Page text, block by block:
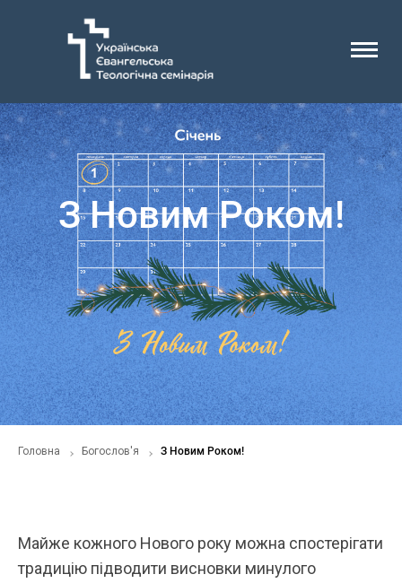
З Новим Роком!
Головна Богослов'я З Новим Роком!
Майже кожного Нового року можна спостерігати
традицію підводити висновки минулого